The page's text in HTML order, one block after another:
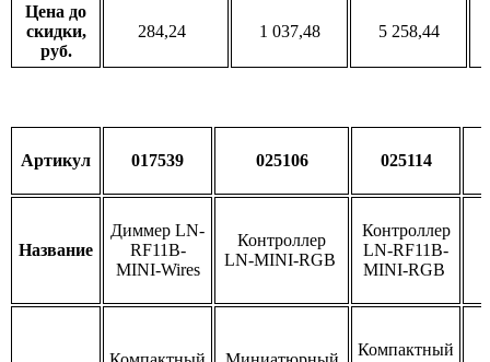
Цена до
скидки,
руб.
284,24 1 037,48 5 258,44
Артикул 017539 025106 025114
Название
Диммер LN-
RF11B-
MINI-Wires
Контроллер
LN-MINI-RGB
Контроллер
LN-RF11B-
MINI-RGB
Компактный